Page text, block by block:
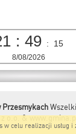
: 49 : 15
8/08/2026
celu realizacji usług i
Przesmykach
o.o. &